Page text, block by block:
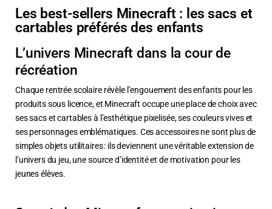
Les best-sellers Minecraft : les sacs et
cartables préférés des enfants
L’univers Minecraft dans la cour de
récréation
Chaque rentrée scolaire révèle l’engouement des enfants pour les
produits sous licence, et Minecraft occupe une place de choix avec
ses sacs et cartables à l’esthétique pixelisée, ses couleurs vives et
ses personnages emblématiques. Ces accessoires ne sont plus de
simples objets utilitaires : ils deviennent une véritable extension de
l’univers du jeu, une source d’identité et de motivation pour les
jeunes élèves.